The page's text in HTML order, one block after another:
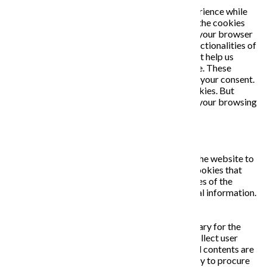
This website uses cookies to improve your experience while
you navigate through the website. Out of these, the cookies
that are categorized as necessary are stored on your browser
as they are essential for the working of basic functionalities of
the website. We also use third-party cookies that help us
analyze and understand how you use this website. These
cookies will be stored in your browser only with your consent.
You also have the option to opt-out of these cookies. But
opting out of some of these cookies may affect your browsing
Necessary cookies are absolutely essential for the website to
function properly. This category only includes cookies that
ensures basic functionalities and security features of the
website. These cookies do not store any personal information.
Any cookies that may not be particularly necessary for the
website to function and is used specifically to collect user
personal data via analytics, ads, other embedded contents are
termed as non-necessary cookies. It is mandatory to procure